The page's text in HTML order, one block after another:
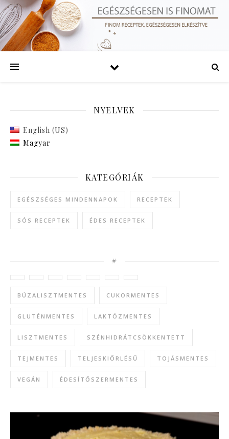
NYELVEK
English (US)
Magyar
KATEGÓRIÁK
EGÉSZSÉGES MINDENNAPOK RECEPTEK
SÓS RECEPTEK ÉDES RECEPTEK
#
BÚZALISZTMENTES CUKORMENTES
GLUTÉNMENTES LAKTÓZMENTES
LISZTMENTES SZÉNHIDRÁTCSÖKKENTETT
TEJMENTES TELJESKIŐRLÉSŰ TOJÁSMENTES
VEGÁN ÉDESÍTŐSZERMENTES